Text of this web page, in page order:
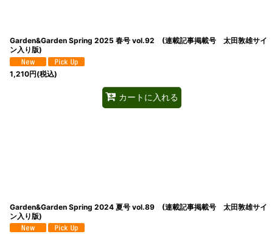
Garden&Garden Spring 2025 春号 vol.92 (連載記事掲載号 太田敦雄サイ
ン入り版)
1,210円(税込)
カートに入れる
Garden&Garden Spring 2024 夏号 vol.89 (連載記事掲載号 太田敦雄サイ
ン入り版)